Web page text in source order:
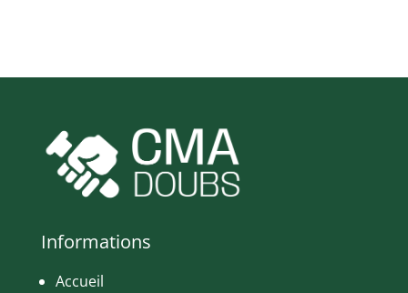
Informations
Accueil